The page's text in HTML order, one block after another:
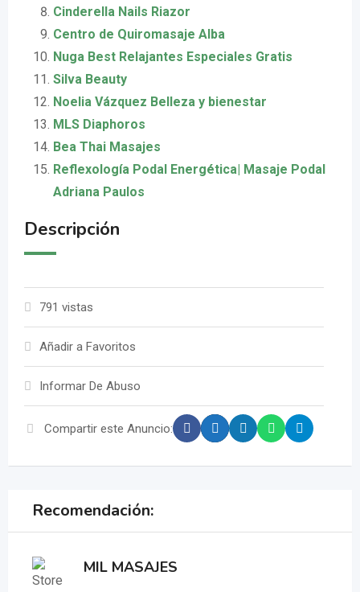
Cinderella Nails Riazor
Centro de Quiromasaje Alba
Nuga Best Relajantes Especiales Gratis
Silva Beauty
Noelia Vázquez Belleza y bienestar
MLS Diaphoros
Bea Thai Masajes
Reflexología Podal Energética| Masaje Podal
Adriana Paulos
Descripción
791 vistas
Añadir a Favoritos
Informar De Abuso
Compartir este Anuncio:
Recomendación:
MIL MASAJES